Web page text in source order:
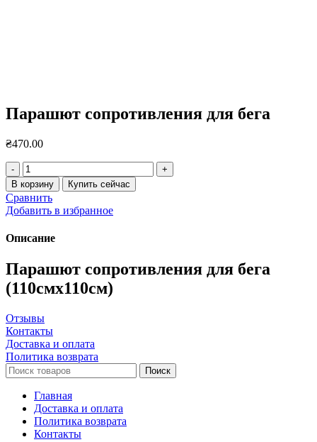
Парашют сопротивления для бега
₴470.00
Количество
товара
Парашют
сопротивления
для
В корзину Купить сейчас
Сравнить
Добавить в избранное
Описание
Парашют сопротивления для бега
(110смх110см)
Отзывы
Контакты
Доставка и оплата
Политика возврата
Поиск
Главная
Доставка и оплата
Политика возврата
Контакты